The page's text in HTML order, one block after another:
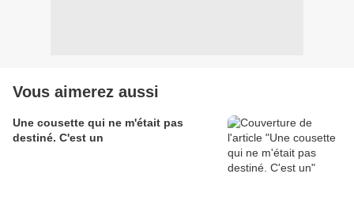
Vous aimerez aussi
Une cousette qui ne m'était pas
destiné. C'est un